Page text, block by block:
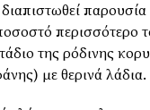
περισσότερο
της ρόδινης
με θερινά λάδια.